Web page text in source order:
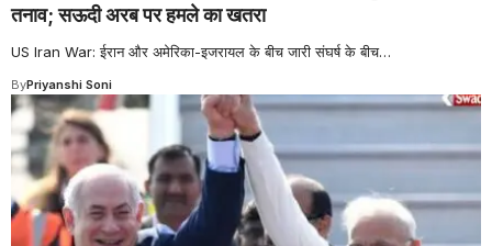
तनाव; सऊदी अरब पर हमले का खतरा
US Iran War: ईरान और अमेरिका-इजरायल के बीच जारी संघर्ष के बीच…
ByPriyanshi Soni